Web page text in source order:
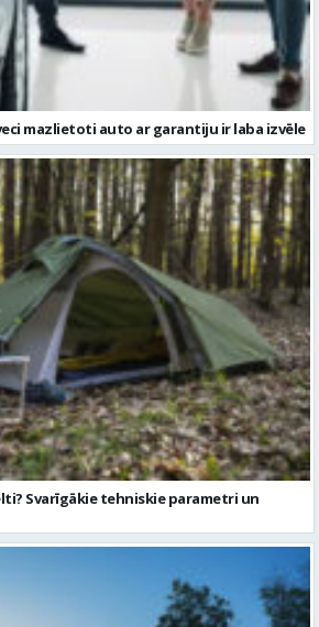
mazlietoti auto ar garantiju ir laba izvēle
Svarīgākie tehniskie parametri un